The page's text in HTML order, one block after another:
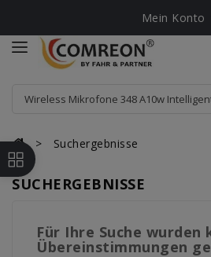
Mein Konto
Suchergebnisse
SUCHERGEBNISSE
Für Ihre Suche wurden
Übereinstimmungen